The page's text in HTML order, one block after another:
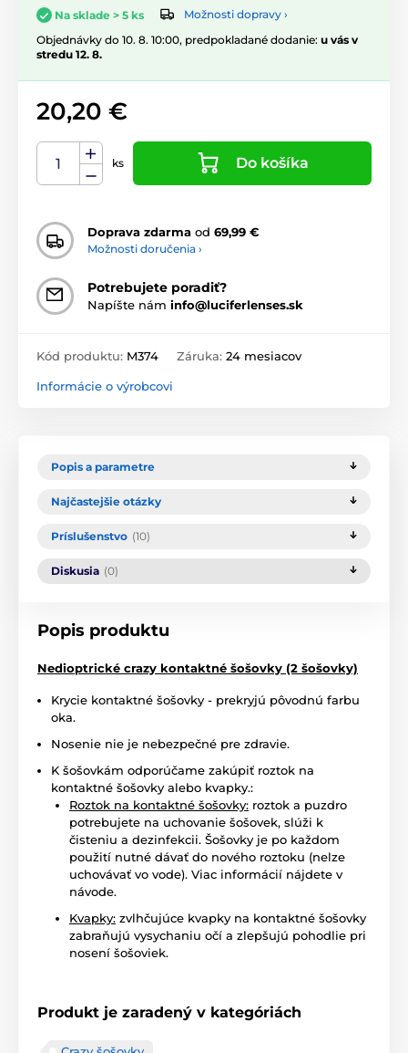
Na sklade > 5 ks
Možnosti dopravy ›
Objednávky do 10. 8. 10:00, predpokladané dodanie: u vás v
stredu 12. 8.
20,20 €
ks Do košíka
Doprava zdarma od 69,99 €
Možnosti doručenia ›
Potrebujete poradiť?
Napíšte nám info@luciferlenses.sk
Kód produktu: M374 Záruka: 24 mesiacov
Informácie o výrobcovi
Popis a parametre
Najčastejšie otázky
Príslušenstvo (10)
Diskusia (0)
Popis produktu
Nedioptrické crazy kontaktné šošovky (2 šošovky)
Krycie kontaktné šošovky - prekryjú pôvodnú farbu
oka.
Nosenie nie je nebezpečné pre zdravie.
K šošovkám odporúčame zakúpiť roztok na
kontaktné šošovky alebo kvapky.:
Roztok na kontaktné šošovky: roztok a puzdro
potrebujete na uchovanie šošovek, slúži k
čisteniu a dezinfekcii. Šošovky je po každom
použití nutné dávať do nového roztoku (nelze
uchovávať vo vode). Viac informácií nájdete v
návode.
Kvapky: zvlhčujúce kvapky na kontaktné šošovky
zabraňujú vysychaniu očí a zlepšujú pohodlie pri
nosení šošoviek.
Produkt je zaradený v kategóriách